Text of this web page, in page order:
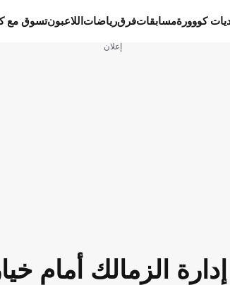
كووورةمسابقاتفرقرياضات اللاعبونتسوق مع
إعلان
الزمالك أمام